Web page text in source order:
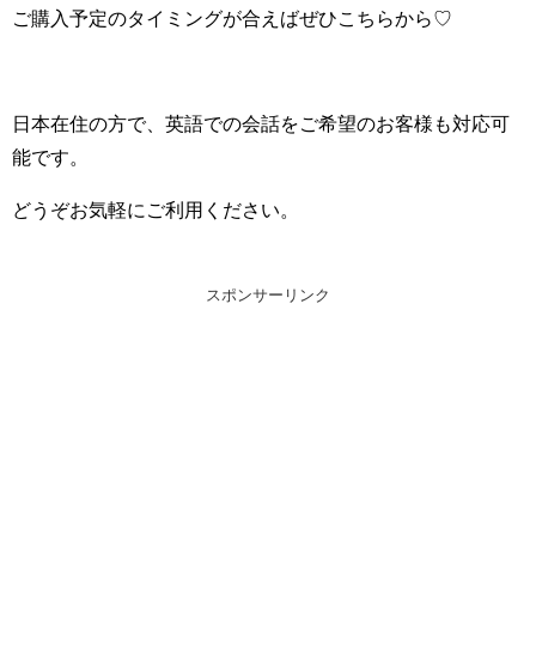
ご購入予定のタイミングが合えばぜひこちらから♡
日本在住の方で、英語での会話をご希望のお客様も対応可
能です。
どうぞお気軽にご利用ください。
スポンサーリンク